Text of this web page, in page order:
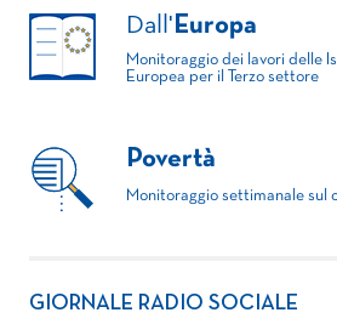
Dall' Europa
Monitoraggio dei lavori delle
Europea per il Terzo settore
Povertà
Monitoraggio settimanale sul
GIORNALE RADIO SOCIALE